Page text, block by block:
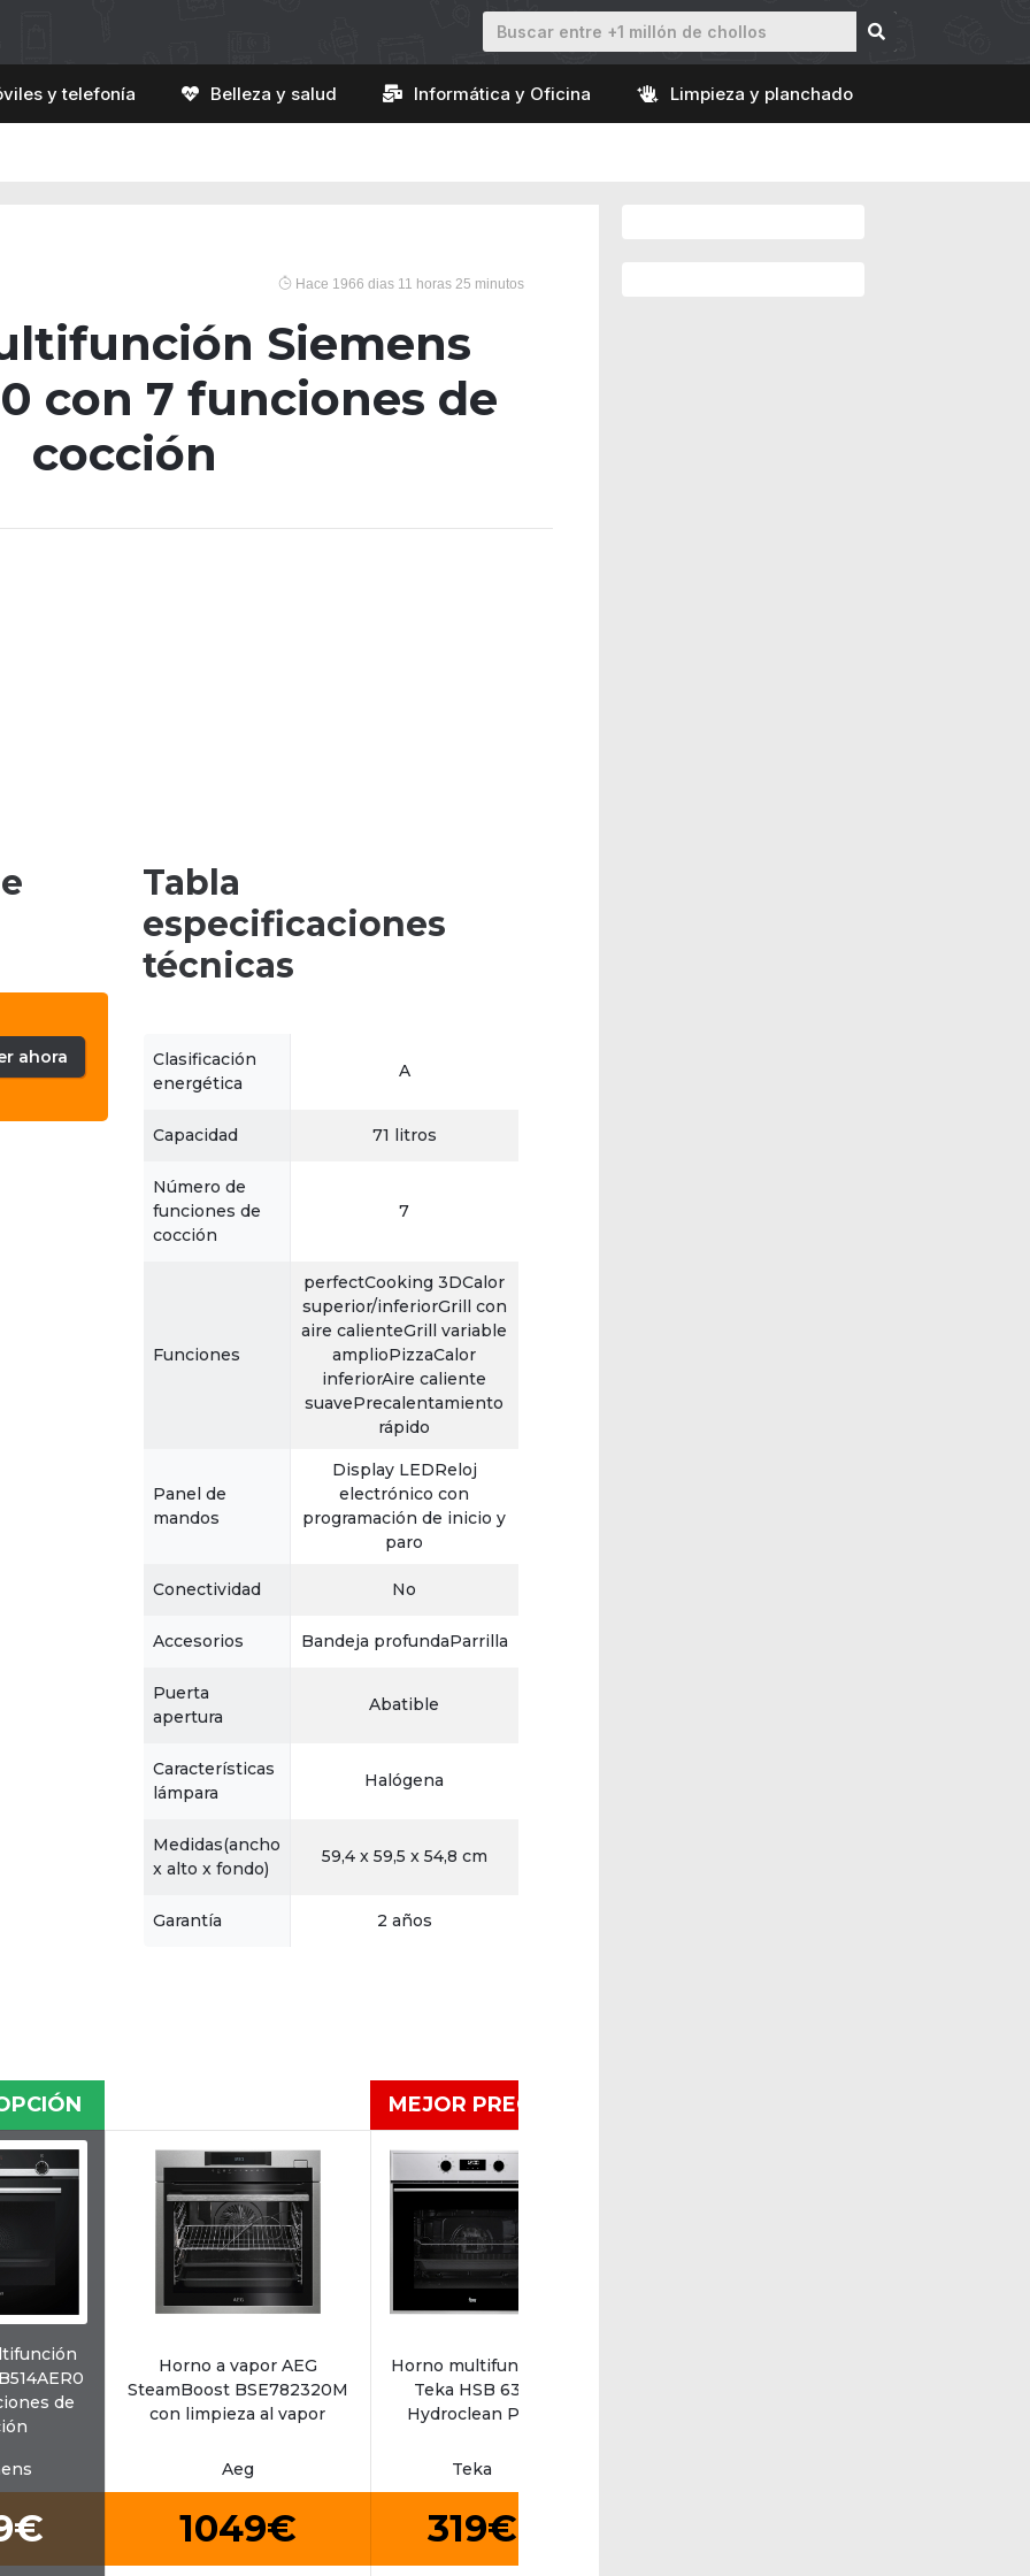
y telefonía Belleza y salud Informática y Oficina Limpieza y planchado
Hace 1966 dias 11 horas 25 minutos
Siemens
con 7 funciones de
cocción
ahora
Tabla
especificaciones
técnicas
Clasificación
energética
A
Capacidad 71 litros
Número de
funciones de
cocción
7
Funciones
perfectCooking 3DCalor
superior/inferiorGrill con
aire calienteGrill variable
amplioPizzaCalor
inferiorAire caliente
suavePrecalentamiento
rápido
Panel de
mandos
Display LEDReloj
electrónico con
programación de inicio y
paro
Conectividad No
Accesorios Bandeja profundaParrilla
Puerta
apertura
Abatible
Características
lámpara
Halógena
Medidas(ancho
x alto x fondo)
59,4 x 59,5 x 54,8 cm
Garantía 2 años
MEJOR PRECIO
de
Horno a vapor AEG
SteamBoost BSE782320M
con limpieza al vapor
Horno multifunción
Teka HSB 635
Hydroclean Pro
Aeg Teka
1049€ 319€